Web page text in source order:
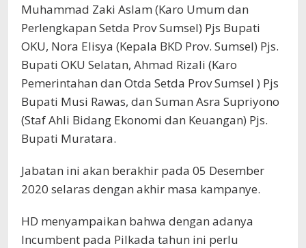
Muhammad Zaki Aslam (Karo Umum dan
Perlengkapan Setda Prov Sumsel) Pjs Bupati
OKU, Nora Elisya (Kepala BKD Prov. Sumsel) Pjs.
Bupati OKU Selatan, Ahmad Rizali (Karo
Pemerintahan dan Otda Setda Prov Sumsel ) Pjs
Bupati Musi Rawas, dan Suman Asra Supriyono
(Staf Ahli Bidang Ekonomi dan Keuangan) Pjs.
Bupati Muratara.
Jabatan ini akan berakhir pada 05 Desember
2020 selaras dengan akhir masa kampanye.
HD menyampaikan bahwa dengan adanya
Incumbent pada Pilkada tahun ini perlu